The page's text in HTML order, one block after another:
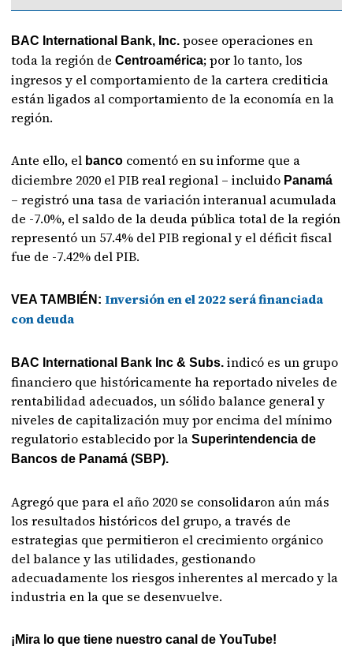
BAC International Bank, Inc.posee operaciones en
toda la región deCentroamérica; por lo tanto, los
ingresos y el comportamiento de la cartera crediticia
están ligados al comportamiento de la economía en la
región.
Ante ello, el banco comentó en su informe que a
diciembre 2020 el PIB real regional – incluido Panamá
– registró una tasa de variación interanual acumulada
de -7.0%, el saldo de la deuda pública total de la región
representó un 57.4% del PIB regional y el déficit fiscal
fue de -7.42% del PIB.
VEA TAMBIÉN:Inversión en el 2022 será financiada
con deuda
BAC International Bank Inc & Subs. indicó es un grupo
financiero que históricamente ha reportado niveles de
rentabilidad adecuados, un sólido balance general y
niveles de capitalización muy por encima del mínimo
regulatorio establecido por laSuperintendencia de
Bancos de Panamá (SBP).
Agregó que para el año 2020 se consolidaron aún más
los resultados históricos del grupo, a través de
estrategias que permitieron el crecimiento orgánico
del balance y las utilidades, gestionando
adecuadamente los riesgos inherentes al mercado y la
industria en la que se desenvuelve.
¡Mira lo que tiene nuestro canal de YouTube!